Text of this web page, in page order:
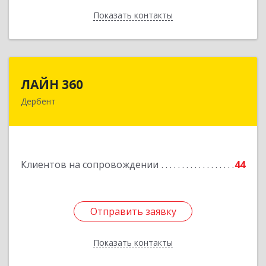
Показать контакты
Назад
ЛАЙН 360
Дербент
Клиентов на сопровождении 44
Отправить заявку
Показать контакты
368600, Дагестан Респ, Дербент г, Ю.Гагарина
Отправить заявку
Назад